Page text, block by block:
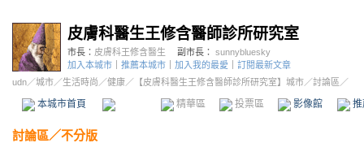
皮膚科醫生王修含醫師診所研究室
市長： 皮膚科王修含醫生 副市長： sunnybluesky
加入本城市
推薦本城市 加入我的最愛
訂閱最新文章
udn／城市／生活時尚 ／健康／ 【皮膚科醫生王修含醫師診所研究室】城市／討論區／
本城市首頁 精華區 投票區 影像館
討論區／不分版